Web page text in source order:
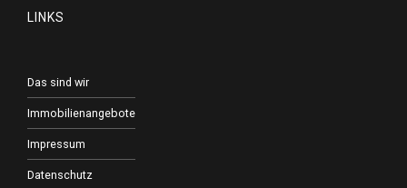
LINKS
Das sind wir
Immobilienangebote
Impressum
Datenschutz